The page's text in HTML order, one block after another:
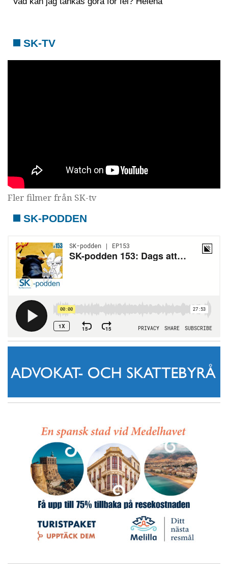
SK-TV
Fler filmer från SK-tv
SK-PODDEN